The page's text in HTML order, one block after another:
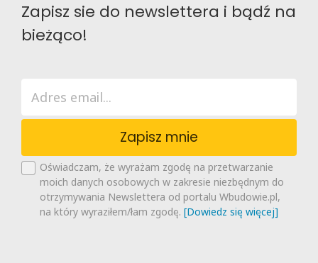
Zapisz sie do newslettera i bądź na
bieżąco!
Zapisz mnie
Oświadczam, że wyrażam zgodę na przetwarzanie
moich danych osobowych w zakresie niezbędnym do
otrzymywania Newslettera od portalu Wbudowie.pl,
na który wyraziłem/łam zgodę. [Dowiedz się więcej]